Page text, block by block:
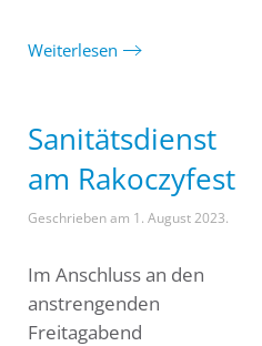
Weiterlesen
Sanitätsdienst
am Rakoczyfest
Geschrieben am 1. August 2023.
Im Anschluss an den
anstrengenden
Freitagabend